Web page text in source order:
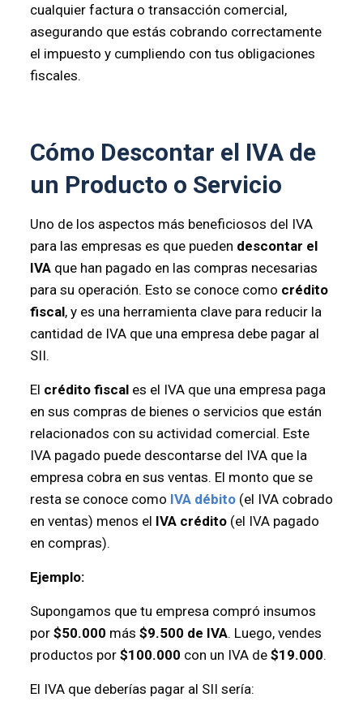
cualquier factura o transacción comercial,
asegurando que estás cobrando correctamente
el impuesto y cumpliendo con tus obligaciones
fiscales.
Cómo Descontar el IVA de
un Producto o Servicio
Uno de los aspectos más beneficiosos del IVA
para las empresas es que pueden descontar el
IVAque han pagado en las compras necesarias
para su operación. Esto se conoce como crédito
fiscal, y es una herramienta clave para reducir la
cantidad de IVA que una empresa debe pagar al
SII.
El crédito fiscales el IVA que una empresa paga
en sus compras de bienes o servicios que están
relacionados con su actividad comercial. Este
IVA pagado puede descontarse del IVA que la
empresa cobra en sus ventas. El monto que se
resta se conoce como IVA débito(el IVA cobrado
en ventas) menos el IVA crédito(el IVA pagado
en compras).
Ejemplo:
Supongamos que tu empresa compró insumos
por $50.000 más $9.500 de IVA. Luego, vendes
productos por $100.000 con un IVA de $19.000.
El IVA que deberías pagar al SII sería: